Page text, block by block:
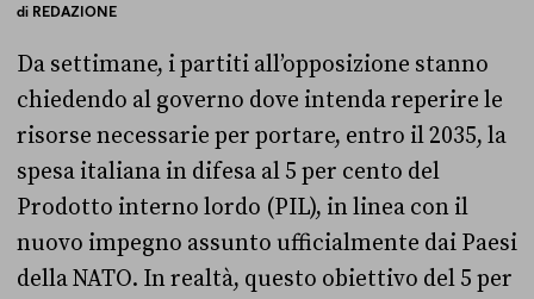
di REDAZIONE
Da settimane, i partiti all’opposizione stanno
chiedendo al governo dove intenda reperire le
risorse necessarie per portare, entro il 2035, la
spesa italiana in difesa al 5 per cento del
Prodotto interno lordo (PIL), in linea con il
nuovo impegno assunto ufficialmente dai Paesi
della NATO. In realtà, questo obiettivo del 5 per